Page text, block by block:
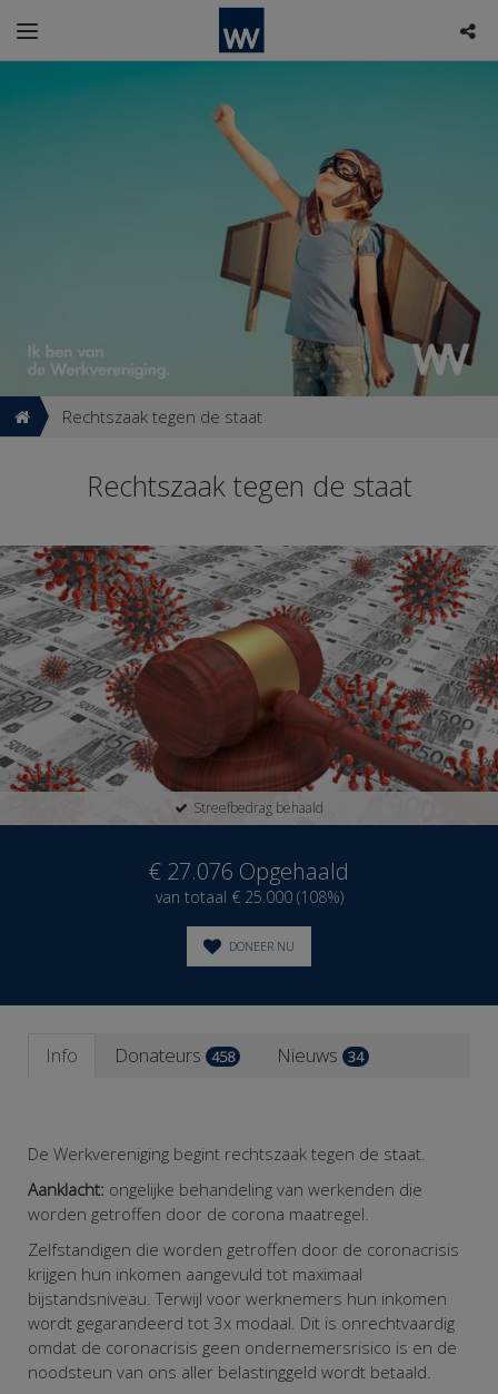
Rechtszaak tegen de staat
Rechtszaak tegen de staat
Streefbedrag behaald
€ 27.076 Opgehaald
van totaal € 25.000 (108%)
DONEER NU
Info Donateurs 458 Nieuws 34
De Werkvereniging begint rechtszaak tegen de staat.
Aanklacht: ongelijke behandeling van werkenden die
worden getroffen door de corona maatregel.
Zelfstandigen die worden getroffen door de coronacrisis
krijgen hun inkomen aangevuld tot maximaal
bijstandsniveau. Terwijl voor werknemers hun inkomen
wordt gegarandeerd tot 3x modaal. Dit is onrechtvaardig
omdat de coronacrisis geen ondernemersrisico is en de
noodsteun van ons aller belastinggeld wordt betaald.